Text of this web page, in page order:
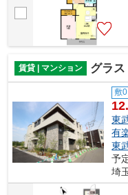
賃貸 | マンション グラス
敷0
東
有
東
予
埼